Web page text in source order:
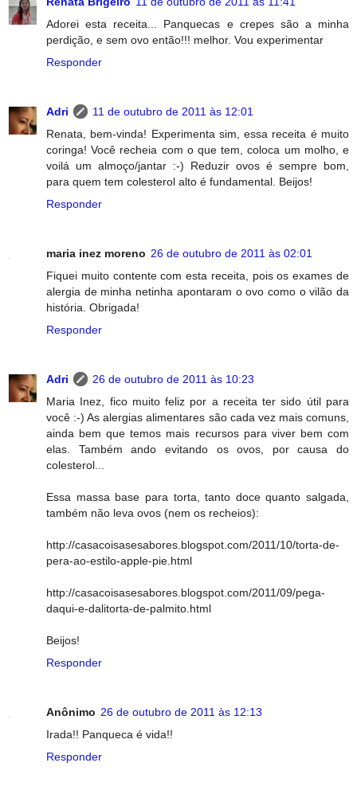
Adorei esta receita... Panquecas e crepes são a minha
perdição, e sem ovo então!!! melhor. Vou experimentar
Responder
Adri
11 de outubro de 2011 às 12:01
Renata, bem-vinda! Experimenta sim, essa receita é muito
coringa! Você recheia com o que tem, coloca um molho, e
voilá um almoço/jantar :-) Reduzir ovos é sempre bom,
para quem tem colesterol alto é fundamental. Beijos!
Responder
maria inez moreno 26 de outubro de 2011 às 02:01
Fiquei muito contente com esta receita, pois os exames de
alergia de minha netinha apontaram o ovo como o vilão da
história. Obrigada!
Responder
Adri
26 de outubro de 2011 às 10:23
Maria Inez, fico muito feliz por a receita ter sido útil para
você :-) As alergias alimentares são cada vez mais comuns,
ainda bem que temos mais recursos para viver bem com
elas. Também ando evitando os ovos, por causa do
colesterol...
Essa massa base para torta, tanto doce quanto salgada,
também não leva ovos (nem os recheios):
http://casacoisasesabores.blogspot.com/2011/10/torta-de-
pera-ao-estilo-apple-pie.html
http://casacoisasesabores.blogspot.com/2011/09/pega-
daqui-e-dalitorta-de-palmito.html
Beijos!
Responder
Anônimo 26 de outubro de 2011 às 12:13
Irada!! Panqueca é vida!!
Responder